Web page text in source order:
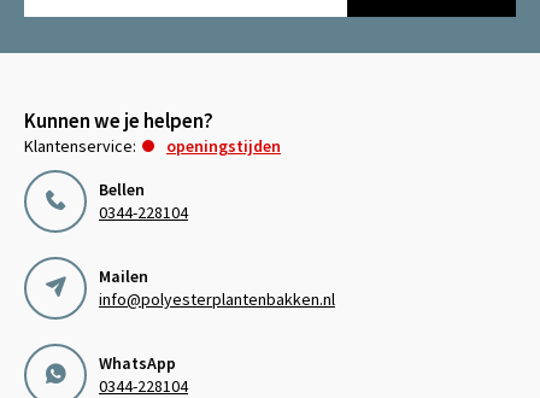
Kunnen we je helpen?
Klantenservice:
openingstijden
Bellen
0344-228104
Mailen
info@polyesterplantenbakken.nl
WhatsApp
0344-228104